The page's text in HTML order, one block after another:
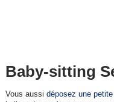
Baby-sitting
Vous aussi déposez une